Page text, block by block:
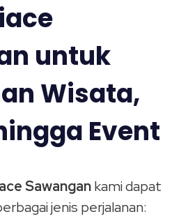
untuk
Wisata,
Event
Sawangankami dapat
jenis perjalanan: